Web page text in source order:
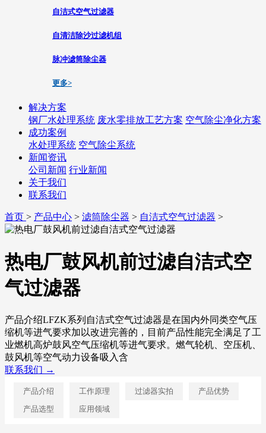
自洁式空气过滤器
自清洁除沙过滤机组
脉冲滤筒除尘器
更多>
解决方案
钢厂水处理系统 废水零排放工艺方案 空气除尘净化方案
成功案例
水处理系统 空气除尘系统
新闻资讯
公司新闻 行业新闻
关于我们
联系我们
首页 > 产品中心 > 滤筒除尘器 > 自洁式空气过滤器 >
热电厂鼓风机前过滤自洁式空
气过滤器
产品介绍LFZK系列自洁式空气过滤器是在国内外同类空气压
缩机等进气要求加以改进完善的，目前产品性能完全满足了工
业燃机高炉鼓风空气压缩机等进气要求。燃气轮机、空压机、
鼓风机等空气动力设备吸入含
联系我们 →
产品介绍 工作原理 过滤器实拍
产品优势
产品选型
应用领域